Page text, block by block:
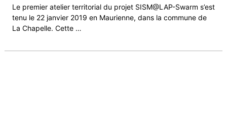
Le premier atelier territorial du projet SISM@LAP-Swarm s’est
tenu le 22 janvier 2019 en Maurienne, dans la commune de
La Chapelle. Cette …